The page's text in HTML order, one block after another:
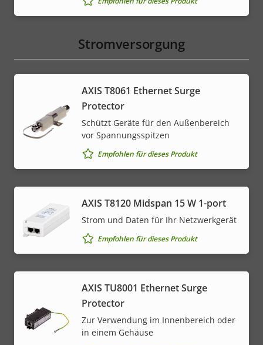
Stromversorgung
AXIS T8061 Ethernet Surge
Protector
Schützt Geräte für den Außenbereich
vor Spannungsspitzen
Empfohlen für dieses Produkt
AXIS T8120 Midspan 15 W 1-port
Strom und Daten für Ihr Netzwerkgerät
Empfohlen für dieses Produkt
AXIS TU8001 Ethernet Surge
Protector
Zur Verwendung im Innenbereich oder
in einem Gehäuse